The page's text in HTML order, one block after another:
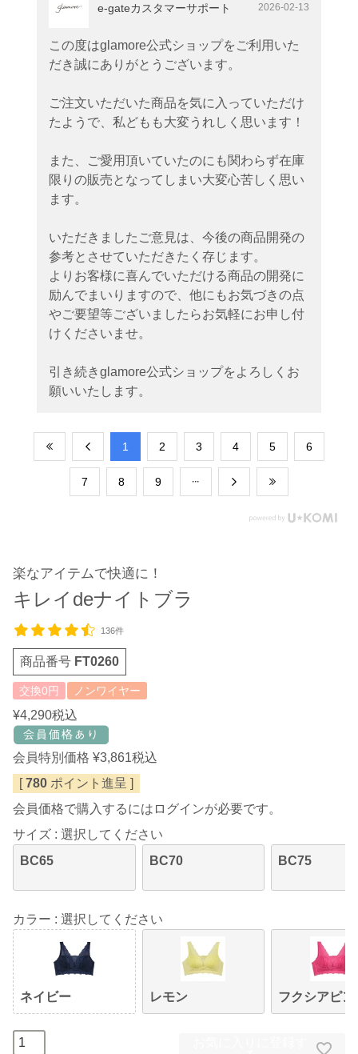
e-gateカスタマーサポート 2026-02-13
この度はglamore公式ショップをご利用いた
だき誠にありがとうございます。
ご注文いただいた商品を気に入っていただけ
たようで、私どもも大変うれしく思います！
また、ご愛用頂いていたのにも関わらず在庫
限りの販売となってしまい大変心苦しく思い
ます。
いただきましたご意見は、今後の商品開発の
参考とさせていただきたく存じます。
よりお客様に喜んでいただける商品の開発に
励んでまいりますので、他にもお気づきの点
やご要望等ございましたらお気軽にお申し付
けくださいませ。
引き続きglamore公式ショップをよろしくお
願いいたします。
​1 ​2 ​3 ​4 ​5 ​6
​7 ​8 ​9
楽なアイテムで快適に！
キレイdeナイトブラ
136件
商品番号 FT0260
交換0円 ノンワイヤー
¥4,290税込
会員特別価格 ¥3,861税込
[ 780 ポイント進呈 ]
会員価格で購入するにはログインが必要です。
サイズ
選択してください
BC65
BC70 BC75
カラー 選択してください
ネイビー レモン フクシアピン